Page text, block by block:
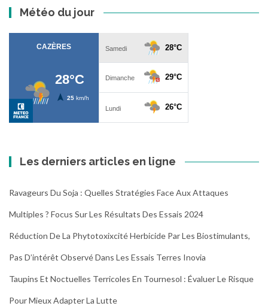
Météo du jour
Les derniers articles en ligne
Ravageurs Du Soja : Quelles Stratégies Face Aux Attaques
Multiples ? Focus Sur Les Résultats Des Essais 2024
Réduction De La Phytotoxixcité Herbicide Par Les Biostimulants,
Pas D’intérêt Observé Dans Les Essais Terres Inovia
Taupins Et Noctuelles Terricoles En Tournesol : Évaluer Le Risque
Pour Mieux Adapter La Lutte